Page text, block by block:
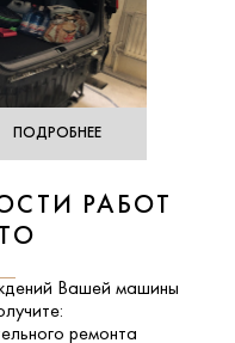
ПОДРОБНЕЕ
РАБОТ
Вашей машины
ремонта